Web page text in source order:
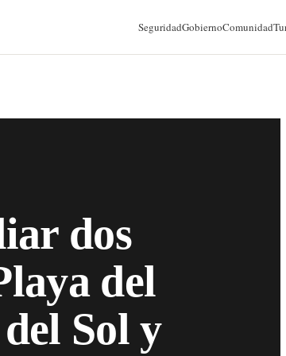
SeguridadGobiernoComunidad
dos
del
Sol y